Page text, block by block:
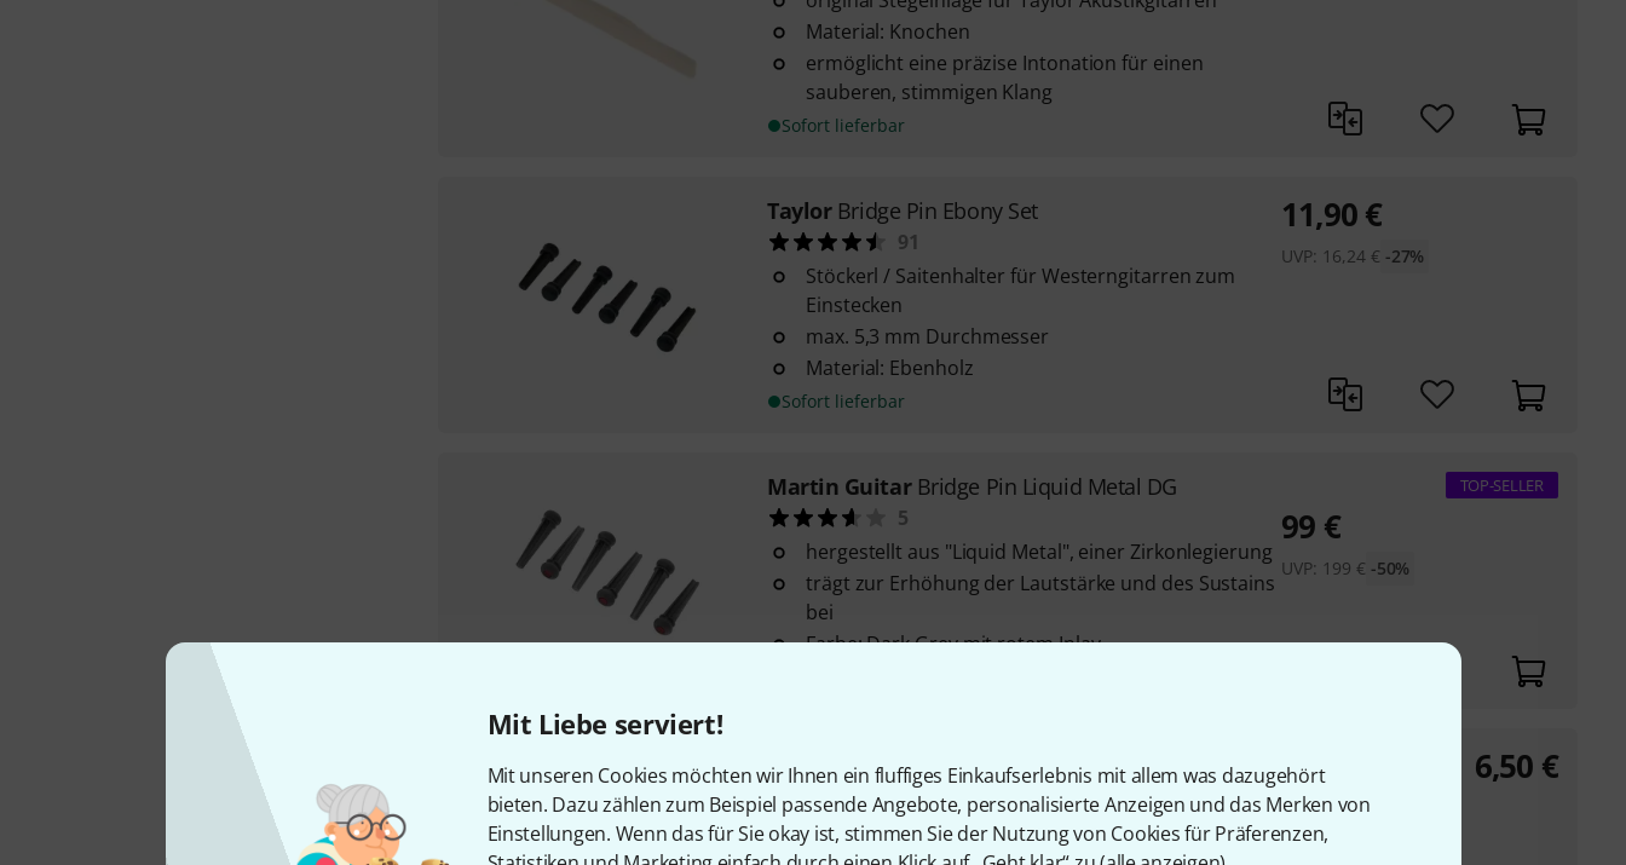
Mit Liebe serviert!
Mit unseren Cookies möchten wir Ihnen ein fluffiges Einkaufserlebnis mit allem was dazugehört
bieten. Dazu zählen zum Beispiel passende Angebote, personalisierte Anzeigen und das Merken von
Einstellungen. Wenn das für Sie okay ist, stimmen Sie der Nutzung von Cookies für Präferenzen,
Material: Knochen
ermöglicht eine präzise Intonation für einen
sauberen, stimmigen Klang
Sofort lieferbar
Taylor Bridge Pin Ebony Set
91
Stöckerl / Saitenhalter für Westerngitarren zum
Einstecken
max. 5,3 mm Durchmesser
Material: Ebenholz
Sofort lieferbar
11,90€
UVP: 16,24 € -27%
Martin Guitar Bridge Pin Liquid Metal DG
5
hergestellt aus "Liquid Metal", einer Zirkonlegierung
trägt zur Erhöhung der Lautstärke und des Sustains
bei
Farbe: Dark Grey mit rotem Inlay
TOP-SELLER
99 €
UVP: 199 € -50%
Harley Benton Parts Bridgepin Set Ebony
106
Stöckerl / Saitenhalter Endpins für Westerngitarren
zum Einstecken
6,50 €